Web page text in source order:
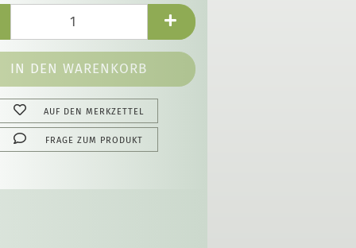
AUF DEN MERKZETTEL
FRAGE ZUM PRODUKT